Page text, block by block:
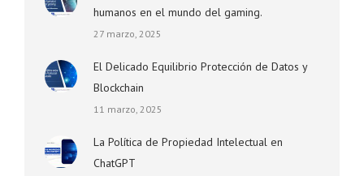
humanos en el mundo del gaming.
27 marzo, 2025
El Delicado Equilibrio Protección de Datos y
Blockchain
11 marzo, 2025
La Política de Propiedad Intelectual en
ChatGPT